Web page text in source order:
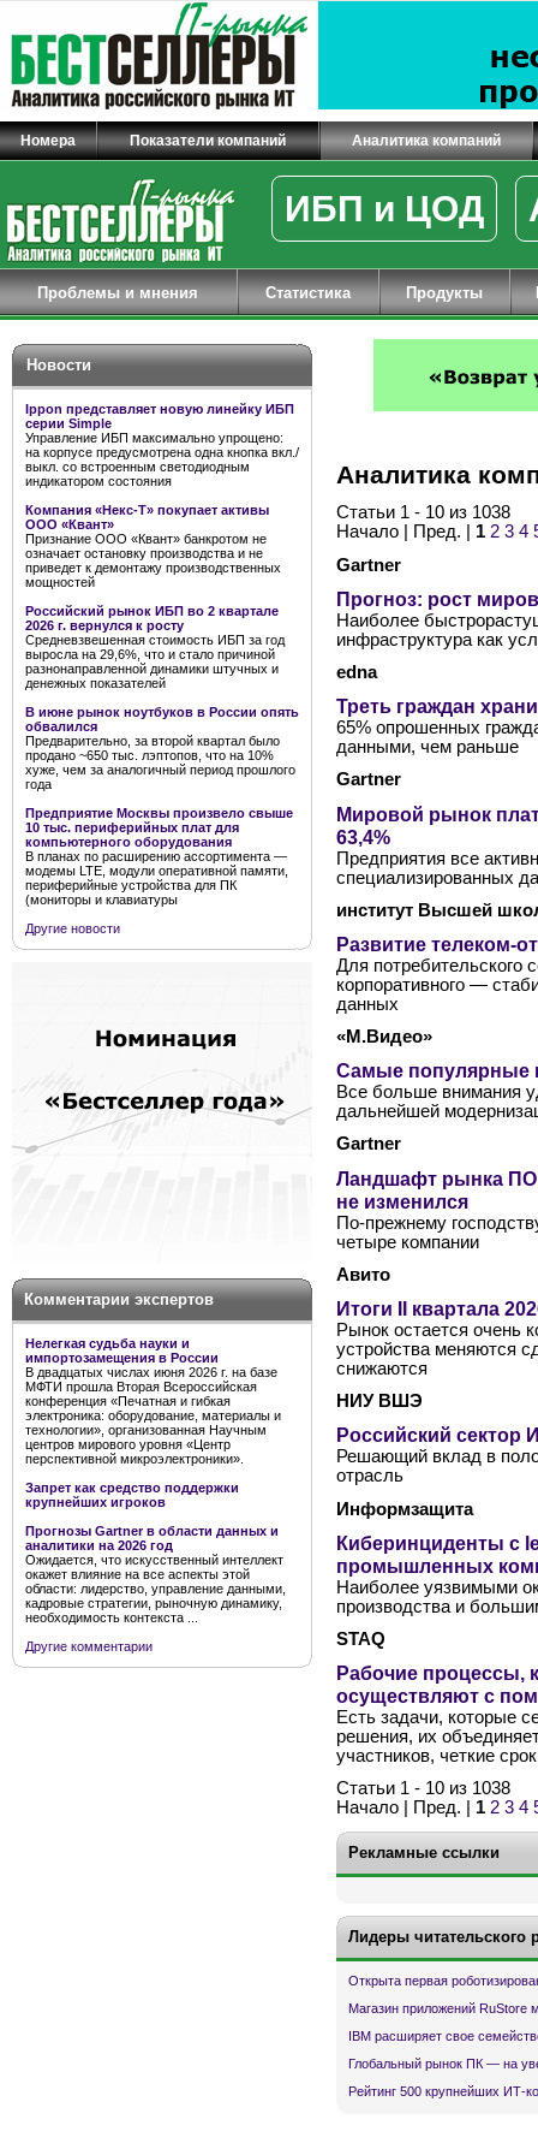
Номера Показатели компаний Аналитика компаний
ИБП и ЦОД
Проблемы и мнения Статистика Продукты
Новости
Ippon представляет новую линейку ИБП
серии Simple
Управление ИБП максимально упрощено:
на корпусе предусмотрена одна кнопка вкл./
выкл. со встроенным светодиодным
индикатором состояния
Компания «Некс-Т» покупает активы
ООО «Квант»
Признание ООО «Квант» банкротом не
означает остановку производства и не
приведет к демонтажу производственных
мощностей
Российский рынок ИБП во 2 квартале
2026 г. вернулся к росту
Средневзвешенная стоимость ИБП за год
выросла на 29,6%, что и стало причиной
разнонаправленной динамики штучных и
денежных показателей
В июне рынок ноутбуков в России опять
обвалился
Предварительно, за второй квартал было
продано ~650 тыс. лэптопов, что на 10%
хуже, чем за аналогичный период прошлого
года
Предприятие Москвы произвело свыше
10 тыс. периферийных плат для
компьютерного оборудования
В планах по расширению ассортимента —
модемы LTE, модули оперативной памяти,
периферийные устройства для ПК
(мониторы и клавиатуры
Другие новости
Комментарии экспертов
Нелегкая судьба науки и
импортозамещения в России
В двадцатых числах июня 2026 г. на базе
МФТИ прошла Вторая Всероссийская
конференция «Печатная и гибкая
электроника: оборудование, материалы и
технологии», организованная Научным
центров мирового уровня «Центр
перспективной микроэлектроники».
Запрет как средство поддержки
крупнейших игроков
Прогнозы Gartner в области данных и
аналитики на 2026 год
Ожидается, что искусственный интеллект
окажет влияние на все аспекты этой
области: лидерство, управление данными,
кадровые стратегии, рыночную динамику,
необходимость контекста ...
Другие комментарии
Аналитика
Статьи 1 - 10 из 1038
Начало | Пред. | 1 2 3 4
Gartner
Прогноз: рост
Наиболее
инфраструктура как
edna
Треть граждан
65% опрошенных
данными, чем раньше
Gartner
Мировой рынок
63,4%
Предприятия все
специализированных
институт Высшей
Развитие телеком-
Для потребительского
корпоративного —
данных
«М.Видео»
Самые популярные
Все больше внимания
дальнейшей
Gartner
Ландшафт рынка ПО
не изменился
По-прежнему
четыре компании
Авито
Итоги II квартала
Рынок остается очень
устройства меняются
снижаются
НИУ ВШЭ
Российский сектор
Решающий вклад в
отрасль
Информзащита
Киберинциденты с
промышленных
Наиболее уязвимыми
производства и
STAQ
Рабочие процессы,
осуществляют с
Есть задачи, которые
решения, их
участников, четкие
Статьи 1 - 10 из 1038
Начало | Пред. | 1 2 3 4
Рекламные ссылки
Лидеры читательского
Открыта первая
Магазин приложений RuStore
IBM расширяет свое
Глобальный рынок ПК — на
Рейтинг 500 крупнейших ИТ-